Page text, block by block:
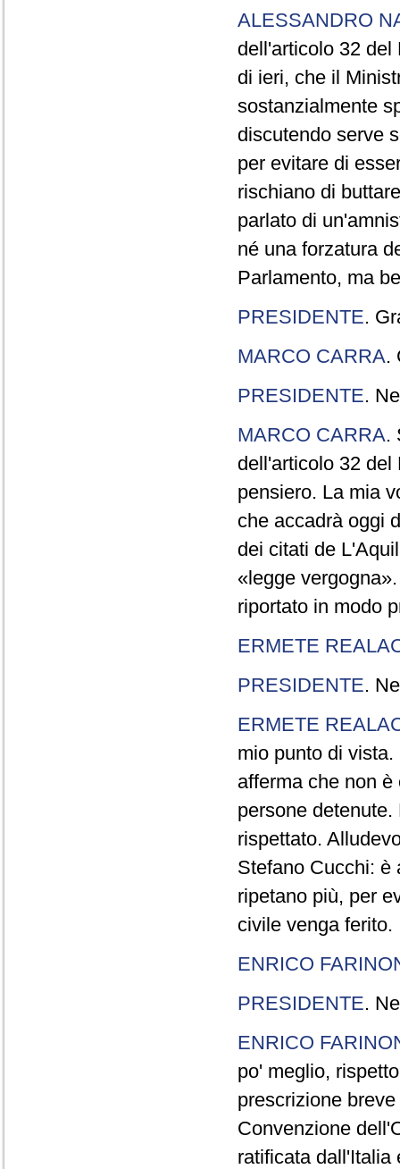
ALESSANDRO
dell'articolo 32 del
di ieri, che il
sostanzialmente
discutendo serve
per evitare di
rischiano di
parlato di
né una forzatura
Parlamento, ma
PRESIDENTE.
MARCO CARRA.
PRESIDENTE.
MARCO CARRA.
dell'articolo 32 del
pensiero. La mia
che accadrà oggi
dei citati de
«legge
riportato in modo
ERMETE
PRESIDENTE.
ERMETE
mio punto di
afferma che non
persone
rispettato.
Stefano Cucchi: è
ripetano più, per
civile venga ferito.
ENRICO
PRESIDENTE.
ENRICO
po' meglio,
prescrizione
Convenzione
ratificata dall'Italia